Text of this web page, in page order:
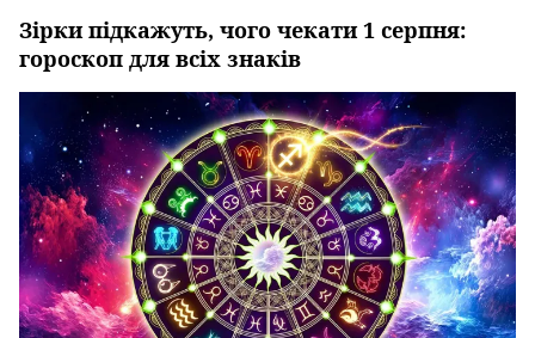
Зірки підкажуть, чого чекати 1 серпня:
гороскоп для всіх знаків